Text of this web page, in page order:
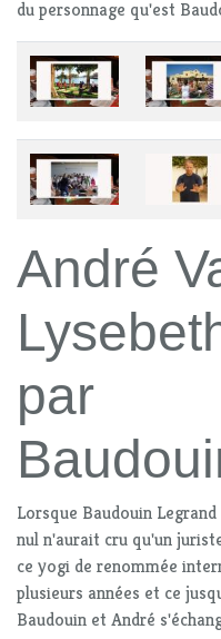
du personnage qu'est
André
par
Lorsque Baudouin
nul n'aurait cru qu'un
ce yogi de renommée
plusieurs années et ce
Baudouin et André